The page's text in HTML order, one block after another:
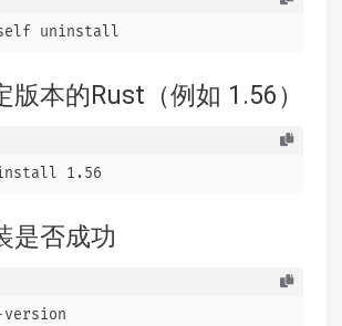
uninstall
版本的Rust（例如 1.56）
1.56
是否成功